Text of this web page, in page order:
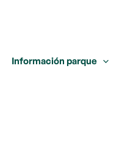
Información parque